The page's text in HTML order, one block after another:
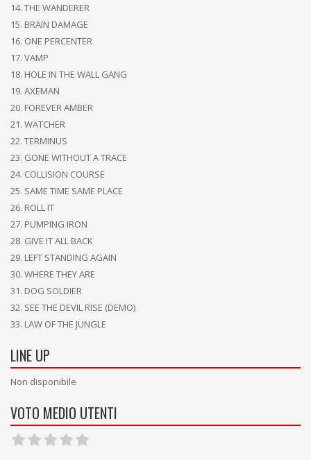
THE WANDERER
BRAIN DAMAGE
ONE PERCENTER
VAMP
HOLE IN THE WALL GANG
AXEMAN
FOREVER AMBER
WATCHER
TERMINUS
GONE WITHOUT A TRACE
COLLISION COURSE
SAME TIME SAME PLACE
ROLL IT
PUMPING IRON
GIVE IT ALL BACK
LEFT STANDING AGAIN
WHERE THEY ARE
DOG SOLDIER
SEE THE DEVIL RISE (DEMO)
LAW OF THE JUNGLE
LINE UP
Non disponibile
VOTO MEDIO UTENTI